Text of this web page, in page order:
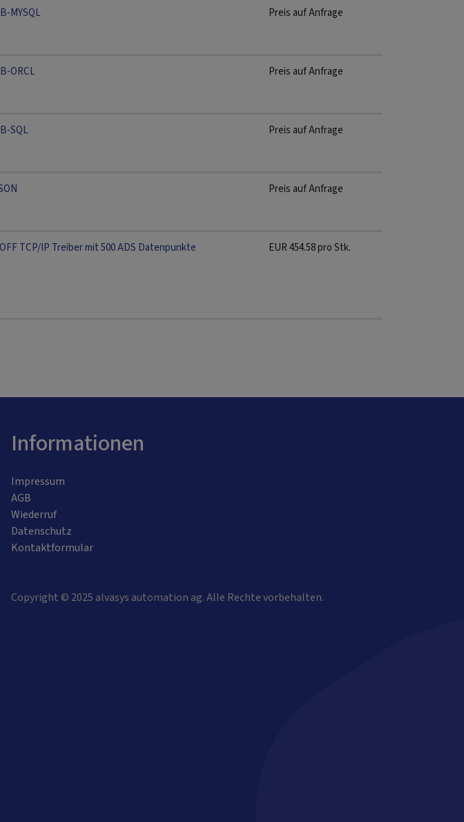
MYSQL Preis auf Anfrage
ORCL Preis auf Anfrage
SQL Preis auf Anfrage
Preis auf Anfrage
TCP/IP Treiber mit 500 ADS Datenpunkte EUR454.58pro Stk.
Informationen
Impressum
AGB
Wiederruf
Datenschutz
Kontaktformular
Copyright © 2025 alvasys automation ag. Alle Rechte vorbehalten.